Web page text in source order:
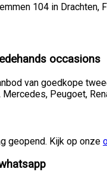
104 in
occasions
van goedkope
Peugoet,
geopend. Kijk op onze